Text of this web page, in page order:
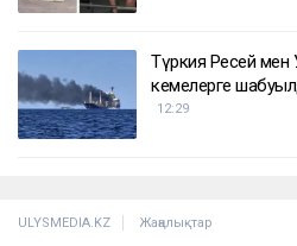
Түркия Ресей мен
кемелерге
12:29
ULYSMEDIA.KZ Жаңалықтар